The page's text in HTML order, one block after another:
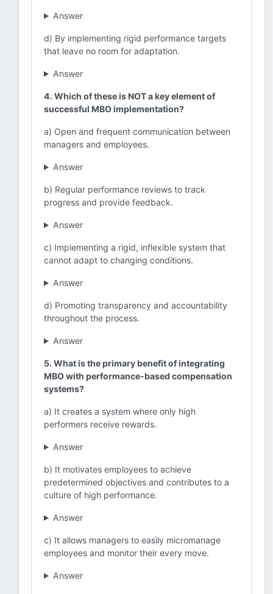
Answer
d) By implementing rigid performance targets
that leave no room for adaptation.
Answer
4. Which of these is NOT a key element of
successful MBO implementation?
a) Open and frequent communication between
managers and employees.
Answer
b) Regular performance reviews to track
progress and provide feedback.
Answer
c) Implementing a rigid, inflexible system that
cannot adapt to changing conditions.
Answer
d) Promoting transparency and accountability
throughout the process.
Answer
5. What is the primary benefit of integrating
MBO with performance-based compensation
systems?
a) It creates a system where only high
performers receive rewards.
Answer
b) It motivates employees to achieve
predetermined objectives and contributes to a
culture of high performance.
Answer
c) It allows managers to easily micromanage
employees and monitor their every move.
Answer